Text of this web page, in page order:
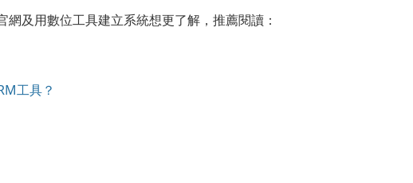
及用數位工具建立系統想更了解，推薦閱讀：
工具？